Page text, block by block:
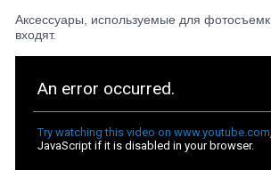
Аксессуары, используемые для
входят.